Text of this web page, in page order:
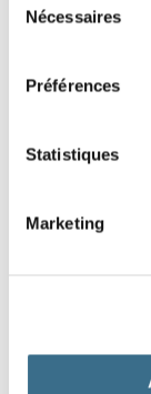
Nécessaires
Préférences
Statistiques
Marketing
DONE!